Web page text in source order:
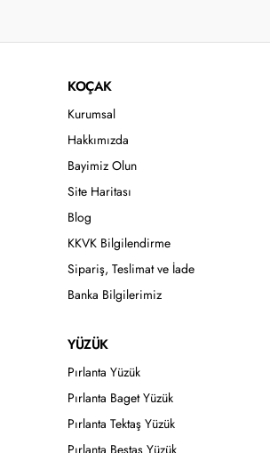
KOÇAK
Kurumsal
Hakkımızda
Bayimiz Olun
Site Haritası
Blog
KKVK Bilgilendirme
Sipariş, Teslimat ve İade
Banka Bilgilerimiz
YÜZÜK
Pırlanta Yüzük
Pırlanta Baget Yüzük
Pırlanta Tektaş Yüzük